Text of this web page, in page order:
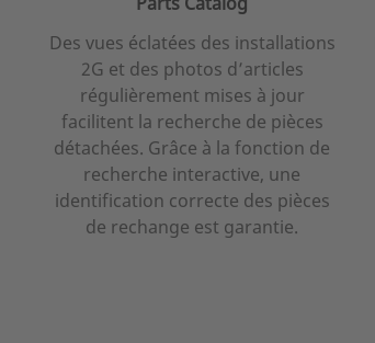
Des vues éclatées des installations
2G et des photos d’articles
régulièrement mises à jour
facilitent la recherche de pièces
détachées. Grâce à la fonction de
recherche interactive, une
identification correcte des pièces
de rechange est garantie.